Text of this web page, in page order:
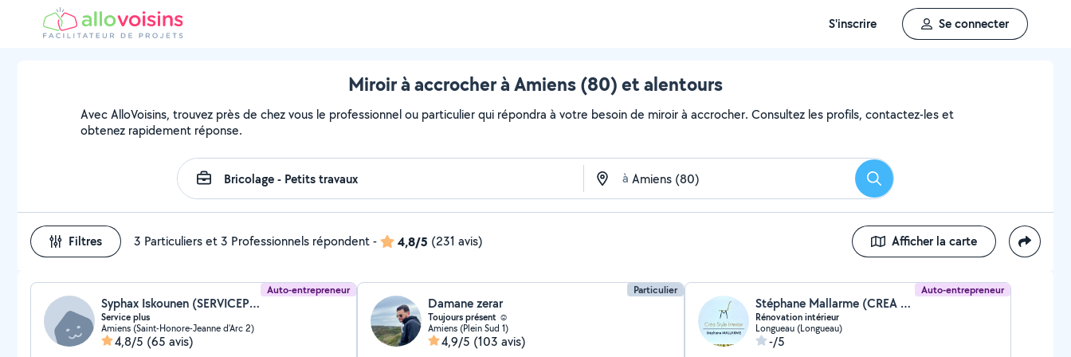
S'inscrire Se connecter
Miroir à accrocher à Amiens (80) et alentours
Avec AlloVoisins, trouvez près de chez vous le professionnel ou particulier qui répondra à votre besoin de miroir à accrocher. Consultez les profils, contactez-les et
obtenez rapidement réponse.
à Rechercher
Filtres 3 Particuliers et 3 Professionnels répondent- 4,8/5 (231 avis) Afficher la carte
Auto-entrepreneur
Syphax Iskounen (SERVICEPLUS)
Service plus
Amiens (Saint-Honore-Jeanne d'Arc 2)
4,8/5 (65 avis)
Particulier
Damane zerar
Toujours présent ☺️
Amiens (Plein Sud 1)
4,9/5 (103 avis)
Auto-entrepreneur
Stéphane Mallarme (CREA STYLE INTERIOR)
Rénovation intérieur
Longueau (Longueau)
-/5